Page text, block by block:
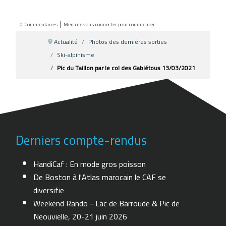
0 Commentaires | Merci de vous connecter pour commenter
Actualité
Photos des dernières sorties
Ski-alpinisme
Pic du Taillon par le col des Gabiétous 13/03/2021
Derniers compte-rendus
HandiCaf : En mode gros poisson
De Boston à l'Atlas marocain le CAF se
diversifie
Weekend Rando - Lac de Barroude & Pic de
Neouvielle, 20-21 juin 2026